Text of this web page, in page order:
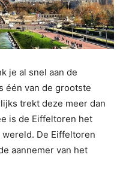
je al snel aan de
één van de grootste
trekt deze meer dan
is de Eiffeltoren het
De Eiffeltoren
aannemer van het